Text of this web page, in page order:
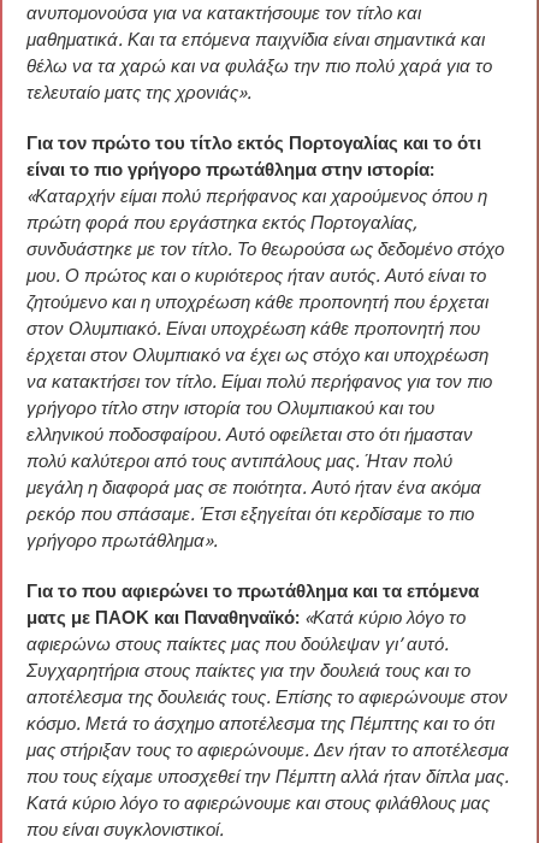
ανυπομονούσα για να κατακτήσουμε τον τίτλο και
μαθηματικά. Και τα επόμενα παιχνίδια είναι σημαντικά και
θέλω να τα χαρώ και να φυλάξω την πιο πολύ χαρά για το
τελευταίο ματς της χρονιάς».
Για τον πρώτο του τίτλο εκτός Πορτογαλίας και το ότι
είναι το πιο γρήγορο πρωτάθλημα στην ιστορία:
«Καταρχήν είμαι πολύ περήφανος και χαρούμενος όπου η
πρώτη φορά που εργάστηκα εκτός Πορτογαλίας,
συνδυάστηκε με τον τίτλο. Το θεωρούσα ως δεδομένο στόχο
μου. Ο πρώτος και ο κυριότερος ήταν αυτός. Αυτό είναι το
ζητούμενο και η υποχρέωση κάθε προπονητή που έρχεται
στον Ολυμπιακό. Είναι υποχρέωση κάθε προπονητή που
έρχεται στον Ολυμπιακό να έχει ως στόχο και υποχρέωση
να κατακτήσει τον τίτλο. Είμαι πολύ περήφανος για τον πιο
γρήγορο τίτλο στην ιστορία του Ολυμπιακού και του
ελληνικού ποδοσφαίρου. Αυτό οφείλεται στο ότι ήμασταν
πολύ καλύτεροι από τους αντιπάλους μας. Ήταν πολύ
μεγάλη η διαφορά μας σε ποιότητα. Αυτό ήταν ένα ακόμα
ρεκόρ που σπάσαμε. Έτσι εξηγείται ότι κερδίσαμε το πιο
γρήγορο πρωτάθλημα».
Για το που αφιερώνει το πρωτάθλημα και τα επόμενα
ματς με ΠΑΟΚ και Παναθηναϊκό: «Κατά κύριο λόγο το
αφιερώνω στους παίκτες μας που δούλεψαν γι’ αυτό.
Συγχαρητήρια στους παίκτες για την δουλειά τους και το
αποτέλεσμα της δουλειάς τους. Επίσης το αφιερώνουμε στον
κόσμο. Μετά το άσχημο αποτέλεσμα της Πέμπτης και το ότι
μας στήριξαν τους το αφιερώνουμε. Δεν ήταν το αποτέλεσμα
που τους είχαμε υποσχεθεί την Πέμπτη αλλά ήταν δίπλα μας.
Κατά κύριο λόγο το αφιερώνουμε και στους φιλάθλους μας
που είναι συγκλονιστικοί.